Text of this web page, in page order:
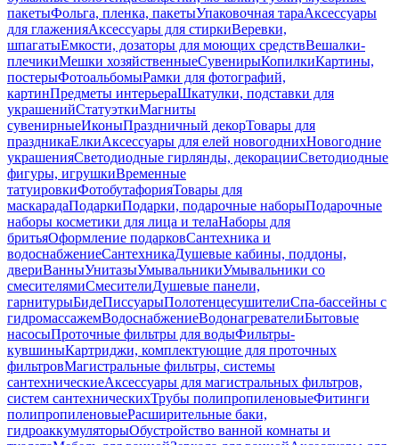
пакетыФольга, пленка, пакетыУпаковочная тараАксессуары
для глаженияАксессуары для стиркиВеревки,
шпагатыЕмкости, дозаторы для моющих средствВешалки-
плечикиМешки хозяйственныеСувенирыКопилкиКартины,
постерыФотоальбомыРамки для фотографий,
картинПредметы интерьераШкатулки, подставки для
украшенийСтатуэткиМагниты
сувенирныеИконыПраздничный декорТовары для
праздникаЕлкиАксессуары для елей новогоднихНовогодние
украшенияСветодиодные гирлянды, декорацииСветодиодные
фигуры, игрушкиВременные
татуировкиФотобутафорияТовары для
маскарадаПодаркиПодарки, подарочные наборыПодарочные
наборы косметики для лица и телаНаборы для
бритьяОформление подарковСантехника и
водоснабжениеСантехникаДушевые кабины, поддоны,
двериВанныУнитазыУмывальникиУмывальники со
смесителямиСмесителиДушевые панели,
гарнитурыБидеПиссуарыПолотенцесушителиСпа-бассейны с
гидромассажемВодоснабжениеВодонагревателиБытовые
насосыПроточные фильтры для водыФильтры-
кувшиныКартриджи, комплектующие для проточных
фильтровМагистральные фильтры, системы
сантехническиеАксессуары для магистральных фильтров,
систем сантехническихТрубы полипропиленовыеФитинги
полипропиленовыеРасширительные баки,
гидроаккумуляторыОбустройство ванной комнаты и